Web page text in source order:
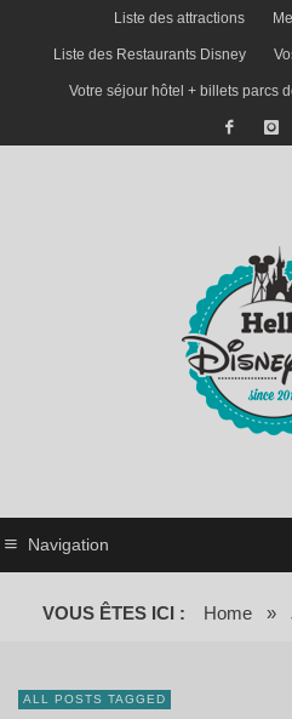
Liste des attractions
Liste des Restaurants Disney
Votre séjour hôtel + billets parcs
Navigation
VOUS ÊTES ICI : Home »
ALL POSTS TAGGED